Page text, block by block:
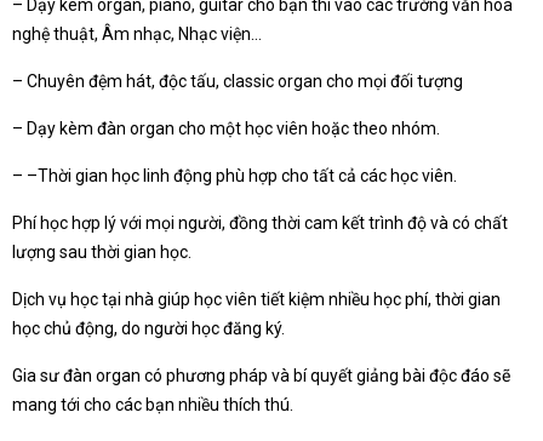
– Dạy kèm organ, piano, guitar cho bạn thi vào các trường văn hóa
nghệ thuật, Âm nhạc, Nhạc viện…
– Chuyên đệm hát, độc tấu, classic organ cho mọi đối tượng
– Dạy kèm đàn organ cho một học viên hoặc theo nhóm.
– –Thời gian học linh động phù hợp cho tất cả các học viên.
Phí học hợp lý với mọi người, đồng thời cam kết trình độ và có chất
lượng sau thời gian học.
Dịch vụ học tại nhà giúp học viên tiết kiệm nhiều học phí, thời gian
học chủ động, do người học đăng ký.
Gia sư đàn organ có phương pháp và bí quyết giảng bài độc đáo sẽ
mang tới cho các bạn nhiều thích thú.